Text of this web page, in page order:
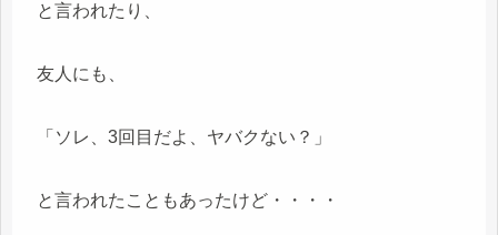
と言われたり、
友人にも、
「ソレ、3回目だよ、ヤバクない？」
と言われたこともあったけど・・・・